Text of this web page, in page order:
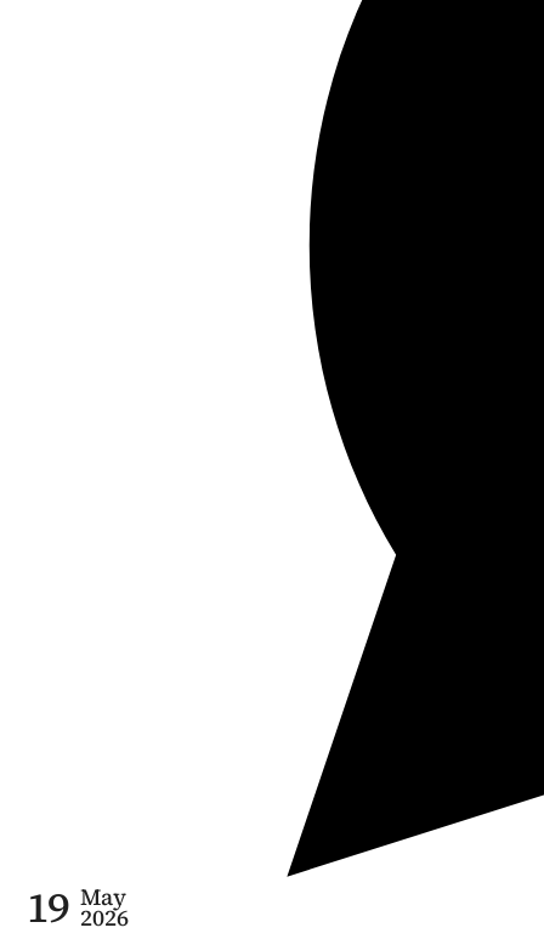
19 May
2026